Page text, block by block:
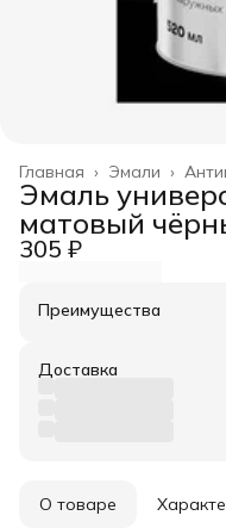
Эмали ›
Главная ›
Эмаль
матовый
305 ₽
Преимущества
Оплата частями в
Удобный возврат
Доставка
О товаре